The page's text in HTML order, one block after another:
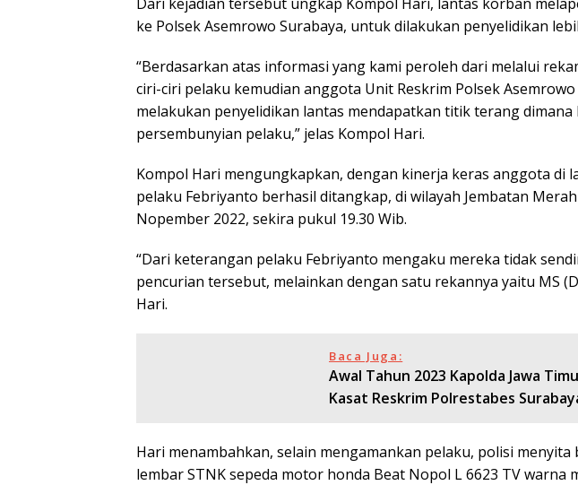
ke Polsek Asemrowo Surabaya, untuk dilakukan penyelidikan
“Berdasarkan atas informasi yang kami peroleh dari melalui
ciri-ciri pelaku kemudian anggota Unit Reskrim Polsek
melakukan penyelidikan lantas mendapatkan titik terang dimana
persembunyian pelaku,” jelas Kompol Hari.
Kompol Hari mengungkapkan, dengan kinerja keras anggota di
pelaku Febriyanto berhasil ditangkap, di wilayah Jembatan
Nopember 2022, sekira pukul 19.30 Wib.
“Dari keterangan pelaku Febriyanto mengaku mereka tidak
pencurian tersebut, melainkan dengan satu rekannya yaitu MS
Hari.
Baca Juga:
Awal Tahun 2023 Kapolda Jawa
Kasat Reskrim Polrestabes
Hari menambahkan, selain mengamankan pelaku, polisi
lembar STNK sepeda motor honda Beat Nopol L 6623 TV warna